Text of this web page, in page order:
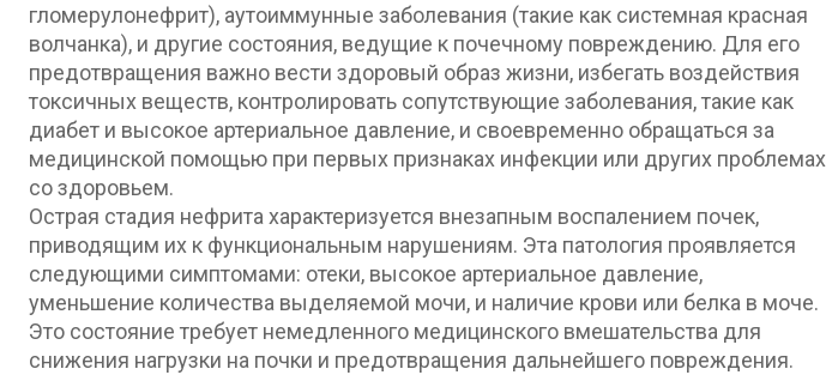
гломерулонефрит), аутоиммунные заболевания (такие как системная красная
волчанка), и другие состояния, ведущие к почечному повреждению. Для его
предотвращения важно вести здоровый образ жизни, избегать воздействия
токсичных веществ, контролировать сопутствующие заболевания, такие как
диабет и высокое артериальное давление, и своевременно обращаться за
медицинской помощью при первых признаках инфекции или других проблемах
со здоровьем.
Острая стадия нефрита характеризуется внезапным воспалением почек,
приводящим их к функциональным нарушениям. Эта патология проявляется
следующими симптомами: отеки, высокое артериальное давление,
уменьшение количества выделяемой мочи, и наличие крови или белка в моче.
Это состояние требует немедленного медицинского вмешательства для
снижения нагрузки на почки и предотвращения дальнейшего повреждения.